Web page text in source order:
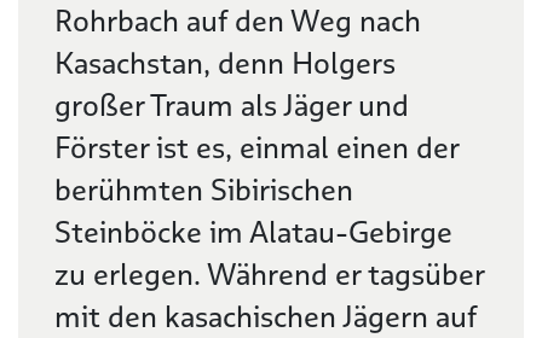
Rohrbach auf den Weg nach
Kasachstan, denn Holgers
großer Traum als Jäger und
Förster ist es, einmal einen der
berühmten Sibirischen
Steinböcke im Alatau-Gebirge
zu erlegen. Während er tagsüber
mit den kasachischen Jägern auf